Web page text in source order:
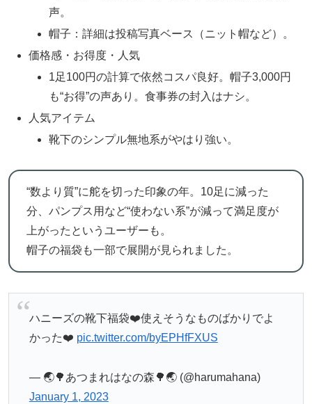
声。
帽子：詳細は投稿写真ベース（ニット帽など）。
価格感・お得度・人気
1足100円の計算で依然コスパ良好。帽子3,000円
も“お得”の声あり。食事券の封入はナシ。
人気アイテム
靴下のシンプル無地系がやはり強い。
“数より質”に舵を切った印象の年。10足に減った
分、パンプス用など“使わない系”が減って満足度が
上がったというユーザーも。
帽子の福袋も一部で展開が見られました。
ハニーズの靴下福袋❤️使えそうなものばかりでよ
かった❤️ pic.twitter.com/byEPHfFXUS
— 🌏🌳あつまれはなの森🌳🌏 (@harumahana)
January 1, 2023